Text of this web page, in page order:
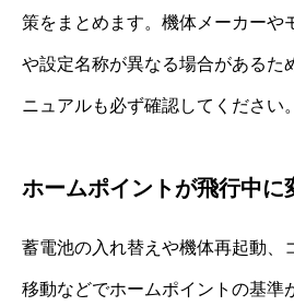
策をまとめます。機体メーカーや
や設定名称が異なる場合があるた
ニュアルも必ず確認してください。
ホームポイントが飛行中に
蓄電池の入れ替えや機体再起動、
移動などでホームポイントの基準